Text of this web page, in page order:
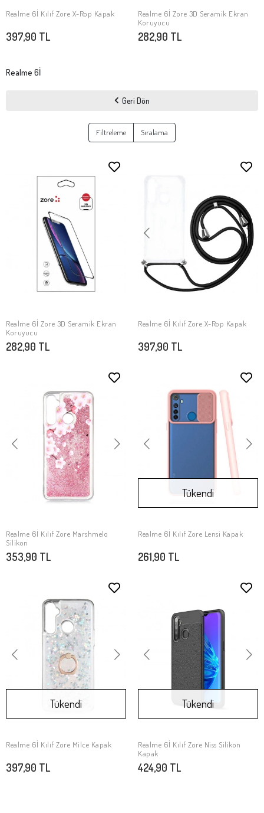
SEPETE EKLE
Realme 6İ Kılıf Zore X-Rop Kapak
397,90 TL
SEPETE EKLE
Realme 6İ Zore 3D Seramik Ekran
Koruyucu
282,90 TL
Realme 6İ
Geri Dön
Filtreleme Sıralama
SEPETE EKLE
Realme 6İ Zore 3D Seramik Ekran
Koruyucu
282,90 TL
SEPETE EKLE
Realme 6İ Kılıf Zore X-Rop Kapak
397,90 TL
SEPETE EKLE
Realme 6İ Kılıf Zore Marshmelo
Silikon
353,90 TL
Stokta Yok
Tükendi
Realme 6İ Kılıf Zore Lensi Kapak
261,90 TL
Stokta Yok
Tükendi
Realme 6İ Kılıf Zore Milce Kapak
397,90 TL
Stokta Yok
Tükendi
Realme 6İ Kılıf Zore Niss Silikon
Kapak
424,90 TL